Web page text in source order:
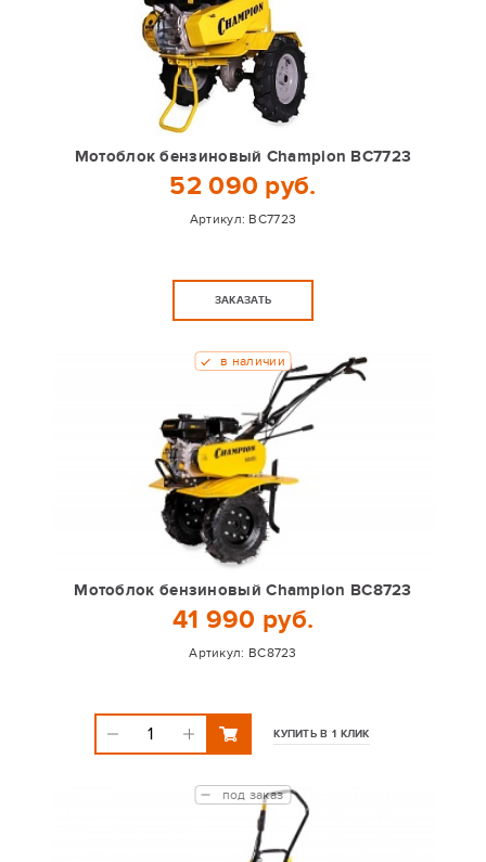
Мотоблок бензиновый Champion BC7723
52 090 руб.
Артикул: BC7723
ЗАКАЗАТЬ
Мотоблок бензиновый Champion BC8723
41 990 руб.
Артикул: BC8723
в наличии
КУПИТЬ В 1 КЛИК
под заказ